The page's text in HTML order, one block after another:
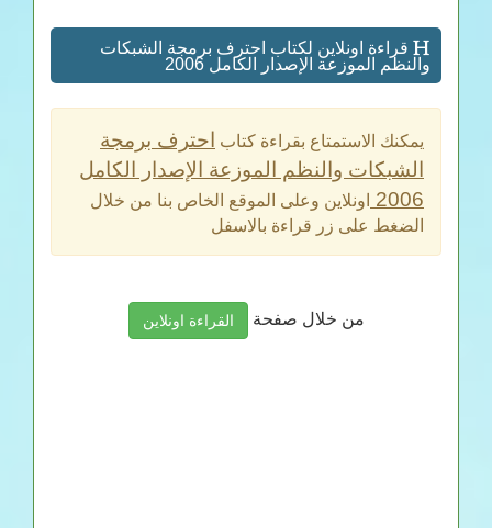
قراءة اونلاين لكتاب احترف برمجة الشبكات
والنظم الموزعة الإصدار الكامل 2006
يمكنك الاستمتاع بقراءة كتاب
احترف برمجة
الشبكات والنظم الموزعة الإصدار الكامل
2006
اونلاين وعلى الموقع الخاص بنا من خلال
الضغط على زر قراءة بالاسفل
من خلال صفحة القراءة اونلاين